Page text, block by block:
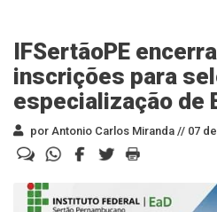
IFSertãoPE
inscrições para
especialização de
por Antonio Carlos Miranda // 07